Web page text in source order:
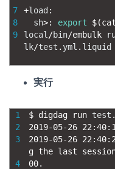
7
8
9
+load :
sh>: export $(
local /bin/embulk
lk/test . yml . liquid
実行
1
2
3
4
$ digdag run test .
2019-05-26 22 :40:
2019-05-26 22 :40:
g the last
00.